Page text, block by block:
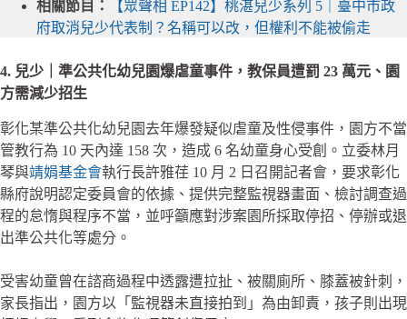
相關節目：
【眾聲相 EP142】桃湛兒少系列 5｜臺中市政
府取消兒少代表制？名稱可以改，但權利不能被偷走
4. 兒少｜準公共化幼兒園爆虐童事件，教保員遭罰 23 萬元、園
方需減少招生
彰化某準公共化幼兒園去年爆發疑似虐童及性侵事件，園方不當
管教行為 10 天內達 158 次，造成 6 名幼童身心受創。立委林月
琴與靖娟基金會執行長許雅荏 10 月 2 日召開記者會，要求彰化
縣府說明認定委員會的依據、提供完整監視器畫面、檢討調查過
程的怠惰與程序不當，並呼籲應對涉案園所採取停招、停辦或退
出準公共化等處分。
受害幼童曾在諮商過程中透露遭拉扯、被關廁所、膝蓋被針刺，
家長指出，園方以「監視器未直接拍到」為由卸責，孩子則出現